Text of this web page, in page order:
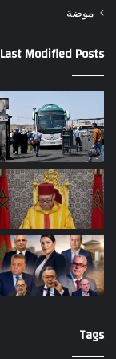
موضة
Last Modified Posts
Tags